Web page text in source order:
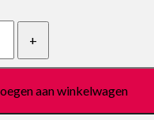
aan winkelwagen